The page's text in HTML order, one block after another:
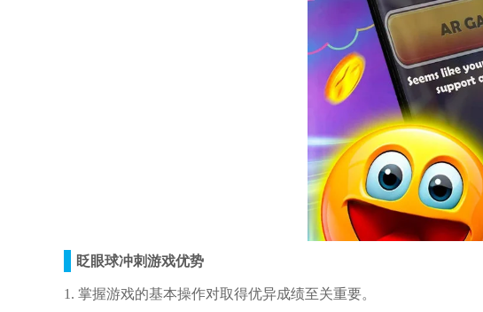
眨眼球冲刺游戏优势
1. 掌握游戏的基本操作对取得优异成绩至关重要。